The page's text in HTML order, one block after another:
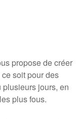
propose de créer
soit pour des
jours, en
plus fous.